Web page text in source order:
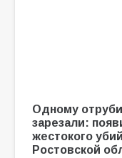
Одному
зарезали:
жестокого
Ростовской